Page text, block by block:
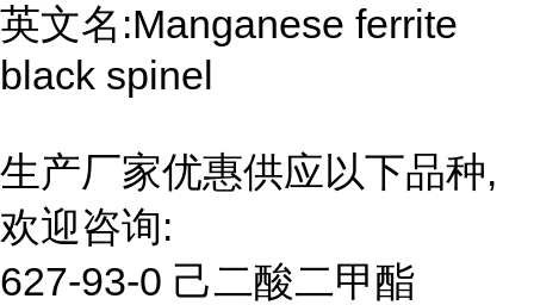
英文名:Manganese ferrite
black spinel
生产厂家优惠供应以下品种,
欢迎咨询:
627-93-0 己二酸二甲酯